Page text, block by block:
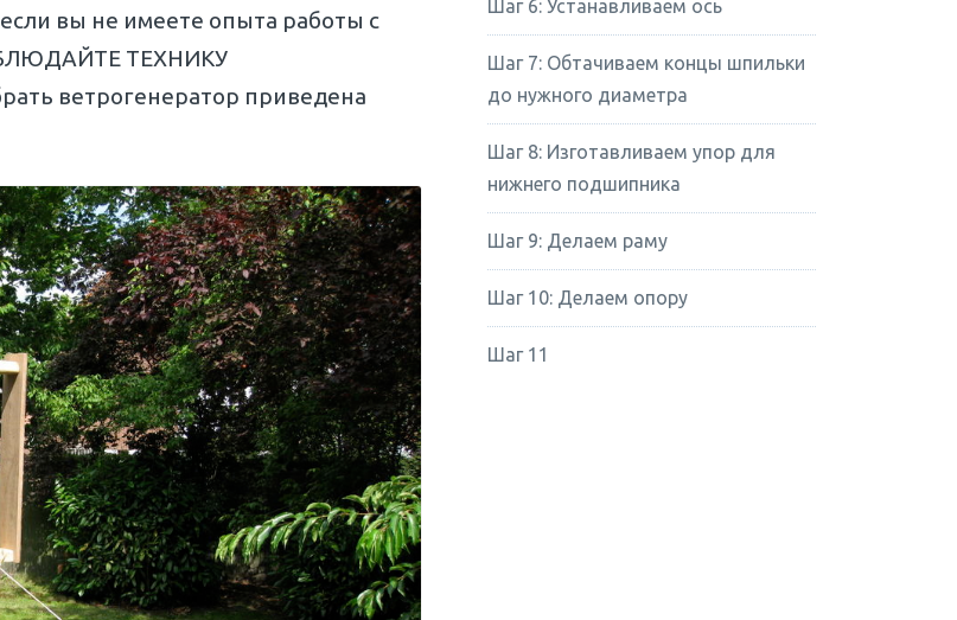
вы не имеете опыта работы с
ТЕХНИКУ
ветрогенератор приведена
Шаг 6: Устанавливаем ось
Шаг 7: Обтачиваем концы шпильки
до нужного диаметра
Шаг 8: Изготавливаем упор для
нижнего подшипника
Шаг 9: Делаем раму
Шаг 10: Делаем опору
Шаг 11